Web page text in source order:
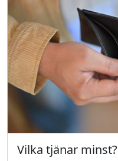
Vilka tjänar minst?